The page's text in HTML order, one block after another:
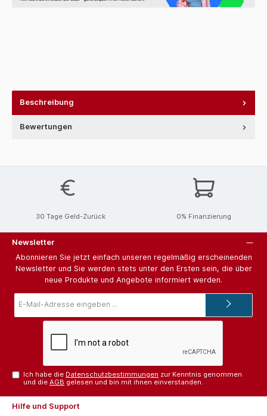
Beschreibung
Bewertungen
30 Tage Geld-Zurück 0% Finanzierung
Newsletter
Abonnieren Sie jetzt einfach unseren regelmäßig erscheinenden
Newsletter und Sie werden stets unter den Ersten sein, die über
neue Produkte und Angebote informiert werden.
Mail-
Ich habe die Datenschutzbestimmungen zur Kenntnis genommen
und dieAGB gelesen und bin mit ihnen einverstanden.
Hilfe und Support